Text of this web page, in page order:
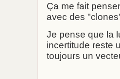
Ça me fait
avec des
Je pense que la
incertitude reste
toujours un